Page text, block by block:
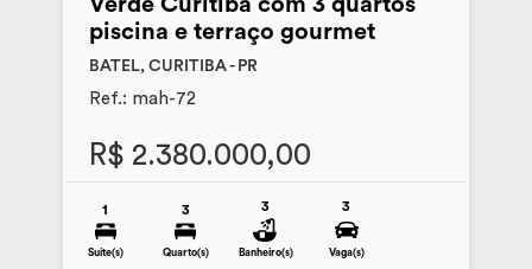
Verde Curitiba com 3 quartos
piscina e terraço gourmet
BATEL, CURITIBA - PR
Ref.: mah-72
R$ 2.380.000,00
1
Suite(s)
3
Quarto(s)
3
Banheiro(s)
3
Vaga(s)